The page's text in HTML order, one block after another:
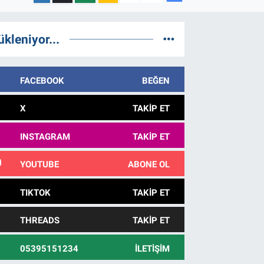
FACEBOOK BEĞEN
X TAKIP ET
INSTAGRAM TAKIP ET
YOUTUBE ABONE OL
TIKTOK TAKIP ET
THREADS TAKIP ET
05395151234 İLETIŞIM